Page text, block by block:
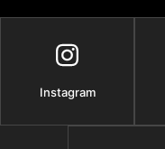
Instagram